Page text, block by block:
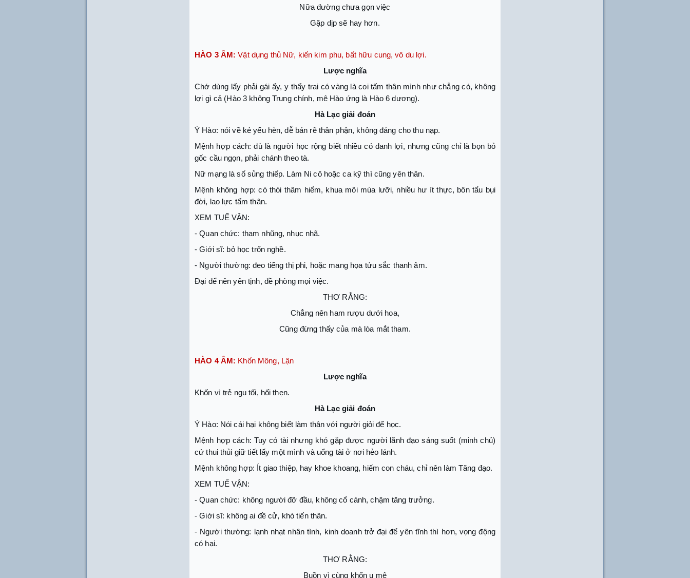
Nữa đường chưa gọn việc
Gặp dịp sẽ hay hơn.
HÀO 3 ÂM:Vật dụng thủ Nữ, kiến kim phu, bất hữu cung, vô du lợi.
Lược nghĩa
Chớ dùng lấy phải gái ấy, y thấy trai có vàng là coi tấm thân mình như chẳng có, không
lợi gì cả (Hào 3 không Trung chính, mê Hào ứng là Hào 6 dương).
Hà Lạc giải đoán
Ý Hào: nói về kẻ yếu hèn, dễ bán rẽ thân phận, không đáng cho thu nạp.
Mệnh hợp cách: dù là người học rộng biết nhiều có danh lợi, nhưng cũng chỉ là bọn bỏ
gốc cầu ngọn, phải chánh theo tà.
Nữ mạng là số sủng thiếp. Làm Ni cô hoặc ca kỹ thì cũng yên thân.
Mệnh không hợp: có thói thâm hiểm, khua môi múa lưỡi, nhiều hư ít thực, bôn tẩu bụi
đời, lao lực tấm thân.
XEM TUẾ VẬN:
- Quan chức: tham nhũng, nhục nhã.
- Giới sĩ: bỏ học trốn nghề.
- Người thường: đeo tiếng thị phi, hoặc mang họa tửu sắc thanh âm.
Đại để nên yên tịnh, đề phòng mọi việc.
THƠ RẰNG:
Chẳng nên ham rượu dưới hoa,
Cũng đừng thấy của mà lòa mắt tham.
HÀO 4 ÂM: Khốn Mông, Lận
Lược nghĩa
Khốn vì trẻ ngu tối, hối thẹn.
Hà Lạc giải đoán
Ý Hào: Nói cái hại không biết làm thân với người giỏi để học.
Mệnh hợp cách: Tuy có tài nhưng khó gặp được người lãnh đạo sáng suốt (minh chủ)
cứ thui thủi giữ tiết lấy một mình và uổng tài ở nơi hẻo lánh.
Mệnh không hợp: Ít giao thiệp, hay khoe khoang, hiếm con cháu, chỉ nên làm Tăng đạo.
XEM TUẾ VẬN:
- Quan chức: không người đỡ đầu, không cổ cánh, chậm tăng trưởng.
- Giới sĩ: không ai đề cử, khó tiến thân.
- Người thường: lạnh nhạt nhân tình, kinh doanh trở đại để yên tĩnh thì hơn, vọng động
có hại.
THƠ RẰNG:
Buồn vì cùng khốn u mê